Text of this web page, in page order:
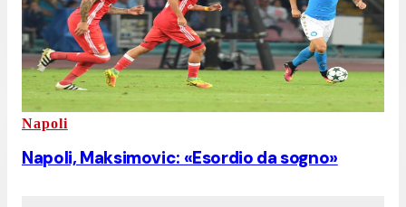
Napoli
Napoli, Maksimovic: «Esordio da sogno»